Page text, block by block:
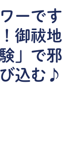
ーです
御祓地
」で邪
込む♪